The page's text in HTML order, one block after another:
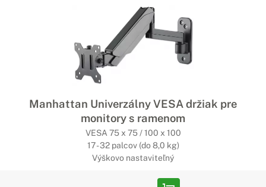
Manhattan Univerzálny VESA držiak pre
monitory s ramenom
VESA 75 x 75 / 100 x 100
17 - 32 palcov (do 8,0 kg)
Výškovo nastaviteľný